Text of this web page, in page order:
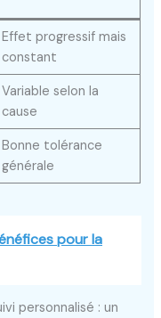
Effet progressif mais
constant
Variable selon la
cause
Bonne tolérance
générale
pour la
personnalisé : un